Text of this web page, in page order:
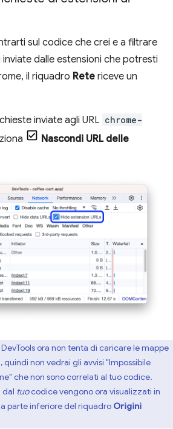
sul codice che crei e a filtrare
dalle estensioni che potresti
il riquadro Rete riceve un
inviate agli URL chrome-
Nascondi URL delle
ora non tenta di caricare le mappe
quindi non vedrai gli avvisi "Impossibile
che non sono correlati al tuo codice.
dal tuocodice vengono ora visualizzati in
parte inferiore del riquadro Origini